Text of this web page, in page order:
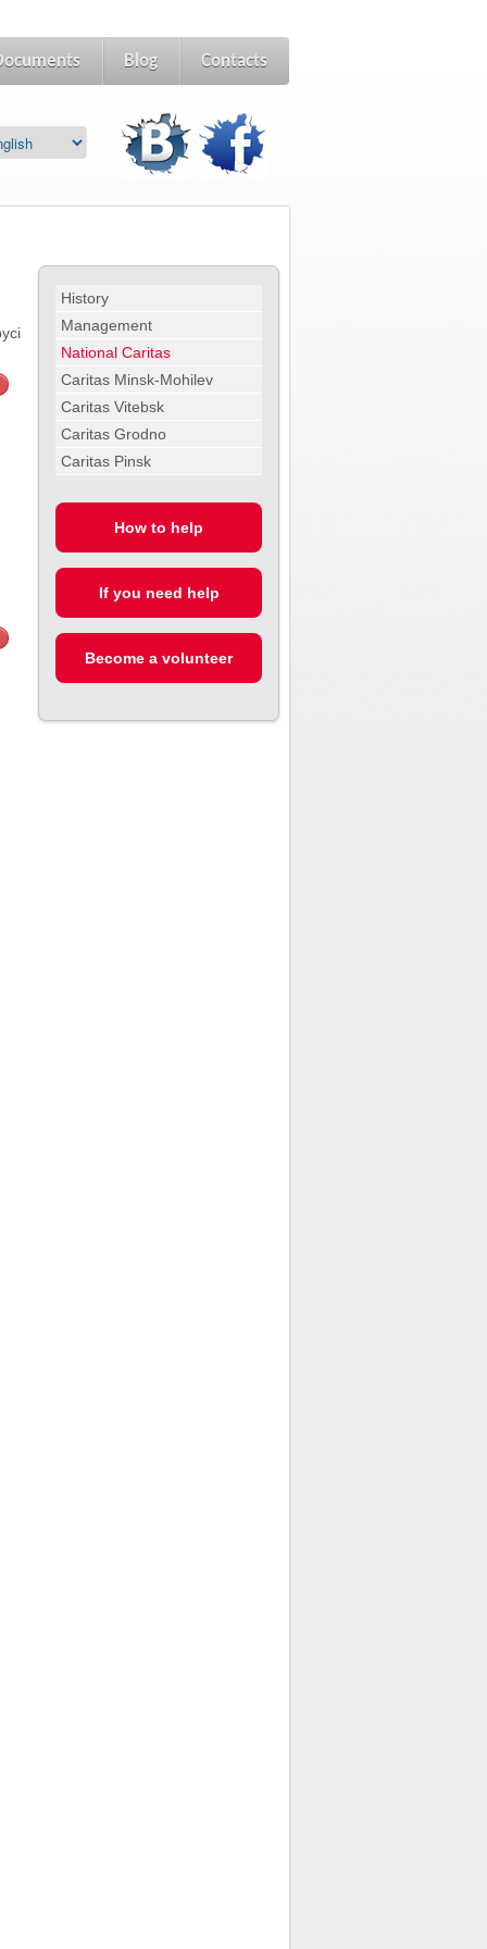
Blog Сontacts
History
Management
National Caritas
Caritas Minsk-Mohilev
Caritas Vitebsk
Caritas Grodno
Caritas Pinsk
How to help
If you need help
Become a volunteer